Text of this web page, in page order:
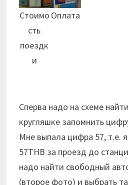
Стоимо
сть
поездк
и
Оплата
Сперва надо на схеме
кругляшке запомнить
Мне выпала цифра 57, т.е.
57THB за проезд до
надо найти свободный
(второе фото) и выбрать